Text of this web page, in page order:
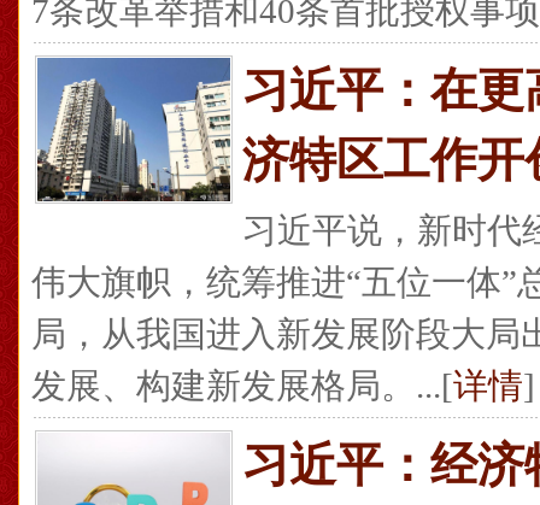
7条改革举措和40条首批授权事
习近平：在
济特区工作开
习近平说，新时代
伟大旗帜，统筹推进“五位一体”
局，从我国进入新发展阶段大
发展、构建新发展格局。...[详情]
习近平：经